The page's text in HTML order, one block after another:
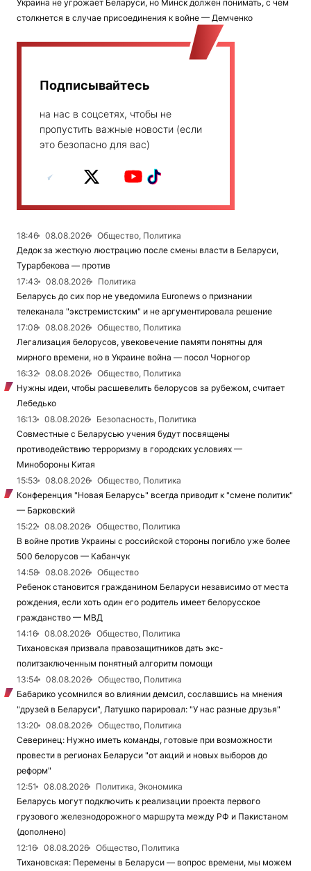
Украина не угрожает Беларуси, но Минск должен понимать, с чем
столкнется в случае присоединения к войне — Демченко
Подписывайтесь
на нас в соцсетях, чтобы не
пропустить важные новости (если
это безопасно для вас)
18:46 08.08.2026
Общество, Политика
Дедок за жесткую люстрацию после смены власти в Беларуси,
Турарбекова — против
17:43
08.08.2026
Политика
Беларусь до сих пор не уведомила Euronews о признании
телеканала "экстремистским" и не аргументировала решение
17:08
08.08.2026
Общество, Политика
Легализация белорусов, увековечение памяти понятны для
мирного времени, но в Украине война — посол Чорногор
16:32
08.08.2026
Общество, Политика
Нужны идеи, чтобы расшевелить белорусов за рубежом, считает
Лебедько
16:13
08.08.2026
Безопасность, Политика
Совместные с Беларусью учения будут посвящены
противодействию терроризму в городских условиях —
Минобороны Китая
15:53
08.08.2026
Общество, Политика
Конференция "Новая Беларусь" всегда приводит к "смене политик"
— Барковский
15:22
08.08.2026
Общество, Политика
В войне против Украины с российской стороны погибло уже более
500 белорусов — Кабанчук
14:58
08.08.2026
Общество
Ребенок становится гражданином Беларуси независимо от места
рождения, если хоть один его родитель имеет белорусское
гражданство — МВД
14:16
08.08.2026
Общество, Политика
Тихановская призвала правозащитников дать экс-
политзаключенным понятный алгоритм помощи
13:54
08.08.2026
Общество, Политика
Бабарико усомнился во влиянии демсил, сославшись на мнения
"друзей в Беларуси", Латушко парировал: "У нас разные друзья"
13:20
08.08.2026
Общество, Политика
Северинец: Нужно иметь команды, готовые при возможности
провести в регионах Беларуси "от акций и новых выборов до
реформ"
12:51
08.08.2026
Политика, Экономика
Беларусь могут подключить к реализации проекта первого
грузового железнодорожного маршрута между РФ и Пакистаном
(дополнено)
12:16
08.08.2026
Общество, Политика
Тихановская: Перемены в Беларуси — вопрос времени, мы можем